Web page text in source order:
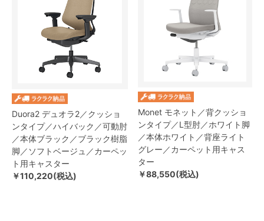
Duora2 デュオラ2／クッショ
ンタイプ／ハイバック／可動肘
／本体ブラック／ブラック樹脂
脚／ソフトベージュ／カーペッ
ト用キャスター
￥110,220(税込)
Monet モネット／背クッショ
ンタイプ／L型肘／ホワイト脚
／本体ホワイト／背座ライト
グレー／カーペット用キャス
ター
￥88,550(税込)